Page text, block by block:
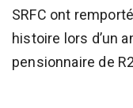
SRFC ont
histoire lors d’un
pensionnaire de